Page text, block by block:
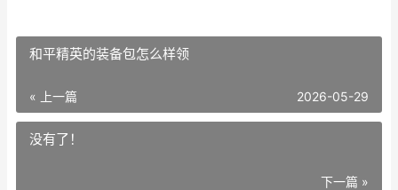
和平精英的装备包怎么样领
« 上一篇 2026-05-29
没有了！
下一篇 »